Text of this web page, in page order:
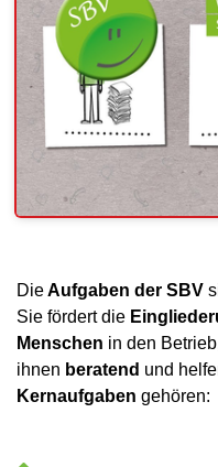
DieAufgaben der SBV
Sie fördert die
Menschen in den
ihnen beratend und
Kernaufgaben gehören: